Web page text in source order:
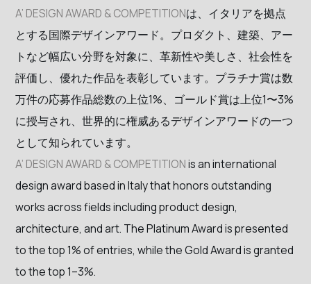
A’ DESIGN AWARD & COMPETITIONは、イタリアを拠点
とする国際デザインアワード。プロダクト、建築、アー
トなど幅広い分野を対象に、革新性や美しさ、社会性を
評価し、優れた作品を表彰しています。プラチナ賞は数
万件の応募作品総数の上位1%、ゴールド賞は上位1〜3%
に授与され、世界的に権威あるデザインアワードの一つ
として知られています。
A’ DESIGN AWARD & COMPETITIONis an international
design award based in Italy that honors outstanding
works across fields including product design,
architecture, and art. The Platinum Award is presented
to the top 1% of entries, while the Gold Award is granted
to the top 1–3%.